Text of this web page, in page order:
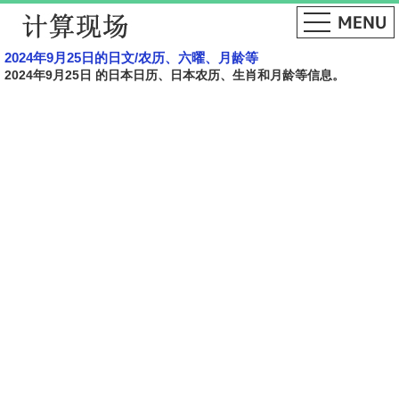
2024年9月25日的日文​​/农历、六曜、月龄等
2024年9月25日 的日本日历、日本农历、生肖和月龄等信息。